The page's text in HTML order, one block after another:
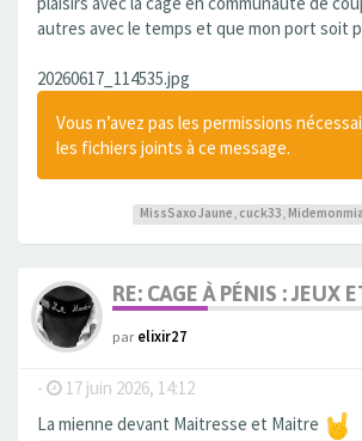
autres avec le temps et que mon port soit
20260617_114535.jpg
Vous n’avez pas les permissions
les fichiers joints à ce message.
MissSaxoJaune, cuck33,
RE: CAGE À PÉNIS : JEUX
parelixir27
- 17 juin 2026, 14:12
La mienne devant Maitresse et Maitre